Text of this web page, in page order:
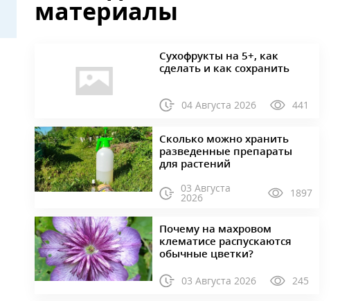
материалы
Сухофрукты на 5+, как
сделать и как сохранить
04 Августа 2026 441
Сколько можно хранить
разведенные препараты
для растений
03 Августа
2026 1897
Почему на махровом
клематисе распускаются
обычные цветки?
03 Августа 2026 245